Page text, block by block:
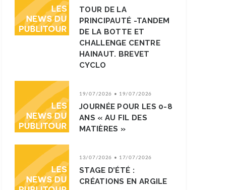
TOUR DE LA
PRINCIPAUTÉ -TANDEM
DE LA BOTTE ET
CHALLENGE CENTRE
HAINAUT. BREVET
CYCLO
19/07/2026 • 19/07/2026
JOURNÉE POUR LES 0-8
ANS « AU FIL DES
MATIÈRES »
13/07/2026 • 17/07/2026
STAGE D’ÉTÉ :
CRÉATIONS EN ARGILE